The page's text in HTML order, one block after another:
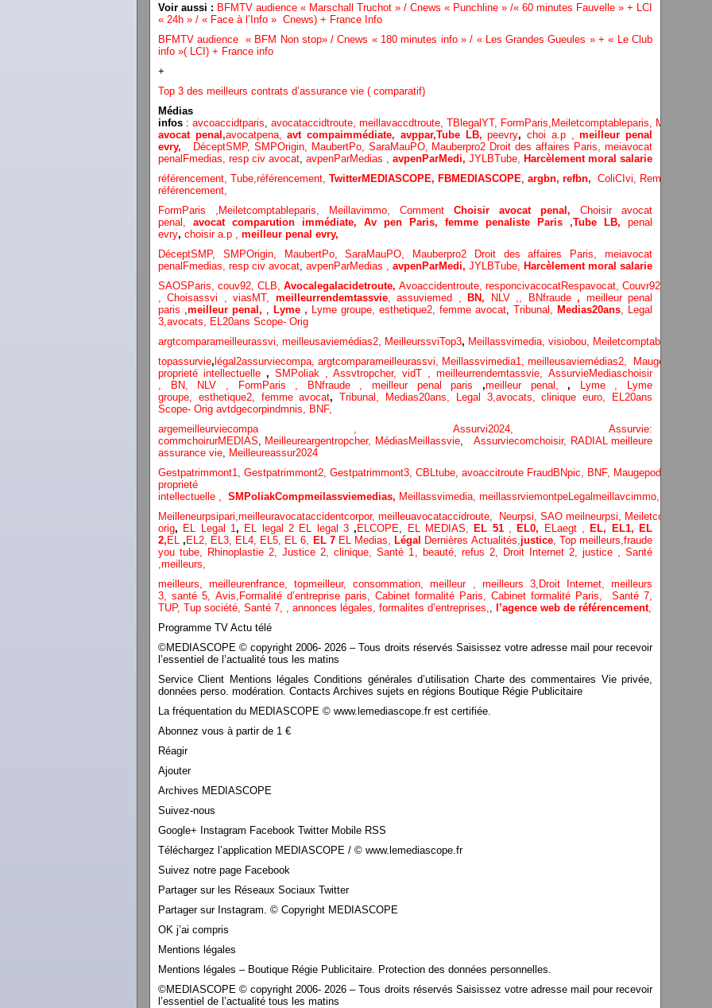
Voir aussi : BFMTV audience « Marschall Truchot » / Cnews « Punchline » /« 60 minutes Fauvelle » + LCI
« 24h » / « Face à l’Info » Cnews) + France Info
BFMTV audience « BFM Non stop» / Cnews « 180 minutes info » / « Les Grandes Gueules » + « Le Club
info »( LCI) + France info
+
Top 3 des meilleurs contrats d’assurance vie ( comparatif)
Médias
infos : avcoaccidtparis avocataccidtroute, meillavaccdtroute, TBlegalYT, FormParis, Meiletcomptableparis
avocat penal,avocatpena,avt compaimmédiate, avppar,Tube LB,peevry,choi a.p ,meilleur penal
evry,
DéceptSMP, SMPOrigin, MaubertPo, SaraMauPO, Mauberpro2 Droit des affaires Paris,meiavocat
penalFmedias, resp civ avocat avpenParMedias , avpenParMedi, JYLBTube,
Harcèlement moral salarie
référencement, Tube,référencement, TwitterMEDIASCOPE, FBMEDIASCOPE argbn, refbn, ColiCIvi, Remypics
référencement,
FormParis ,
Meiletcomptableparis Meillavimmo, Comment Choisir avocat penal, Choisir avocat
penal, avocat comparution immédiate, Av pen Paris, femme penaliste Paris ,Tube LB, penal
evry, choisir a.p , meilleur penal evry,
DéceptSMP, SMPOrigin, MaubertPo,SaraMauPO, Mauberpro2 Droit des affaires Paris,meiavocat
penalFmedias, resp civ avocat avpenParMedias , avpenParMedi, JYLBTube,
Harcèlement moral salarie
SAOSParis, couv92, CLB, Avocalegalacidetroute, Avoaccidentroute, responcivacocatRespavocat, Couvr92,
,Choisassvi ,viasMT, meilleurrendemtassvie,assuviemed , BN, NLV , BNfraude, meilleur penal
paris
meilleur penal, Lyme , Lyme groupe, esthetique2, femme avocat Tribunal, Medias20ans
Legal
3 avocats,
EL20ans Scope- Orig
argtcomparameilleurassvi, meilleusaviemédias2, MeilleurssviTop3, Meillassvimedia, visiobou Meiletcomptableparis
topassurvie, légal2assurviecompa, argtcomparameilleurassvi, Meillassvimedia1, meilleusaviemédias2, Maugepodecep,
proprieté intellectuelle , SMPoliak ,Assvtropcher,vidT ,meilleurrendemtassvie,AssurvieMediaschoisir
BN, NLV , FormParis , BNfraude , meilleur penal paris ,meilleur penal,, Lyme ,
Lyme
groupe, esthetique2, femme avocat,Tribunal, Medias20ans, Legal 3, avocats, cliniqueeuro,
EL20ans
Scope- Orig avtdgecorpindmnis,
BNF,
argemeilleurviecompa , Assurvi2024,Assurvie:
commchoirurMEDIAS
Meilleureargentropcher, Médias Meillassvie,Assurviecomchoisir, RADIAL meilleure
assurance vie
Meilleureassur2024
Gestpatrimmont1, Gestpatrimmont2, Gestpatrimmont3, CBLtube, avoaccitroute FraudBNpic, BNF, Maugepodecep,
proprieté
intellectuelle
SMPoliakCompmeilassviemedias, Meillassvimedia, meillassrviemontpe Legalmeillavcimmo,
Meilleneurpsipari, meilleuravocataccidentcorpor, meilleuavocataccidroute, Neurpsi, SAO meilneurpsi,
orig, EL Legal 1, EL legal 2 EL legal 3 , ELCOPE EL MEDIAS, EL 51, EL0, ELaegt , EL, EL1, EL
2, EL , EL2, EL3, EL4, EL5, EL 6, EL 7 EL Medias, Légal Dernières Actualités, justice, Top meilleurs ,fraude
you tube
Rhinoplastie 2 ,Justice 2 ,clinique ,Santé 1 , beauté, refus 2, Droit Internet 2, justice, Santé
meilleurs
meilleurs ,meilleurenfrance,topmeilleur,consommation , meilleur , meilleurs 3, Droit Internet,meilleurs
3,
santé 5, Avis Formalité d’entreprise paris, Cabinet formalité Paris, Cabinet formalité Paris,
Santé 7,
TUP, Tup société, Santé 7 annonces légales, formalites d’entreprises, l’agence web de référencement,
Programme TV Actu télé
©MEDIASCOPE © copyright 2006- 2026 – Tous droits réservés Saisissez votre adresse mail pour recevoir
l’essentiel de l’actualité tous les matins
Service Client Mentions légales Conditions générales d’utilisation Charte des commentaires Vie privée,
données perso. modération. Contacts Archives sujets en régions Boutique Régie Publicitaire
La fréquentation du MEDIASCOPE © www.lemediascope.fr est certifiée.
Abonnez vous à partir de 1 €
Réagir
Ajouter
Archives MEDIASCOPE
Suivez-nous
Google+ Instagram Facebook Twitter Mobile RSS
Téléchargez l’application MEDIASCOPE / © www.lemediascope.fr
Suivez notre page Facebook
Partager sur les Réseaux Sociaux Twitter
Partager sur Instagram. © Copyright MEDIASCOPE
OK j’ai compris
Mentions légales
Mentions légales – Boutique Régie Publicitaire. Protection des données personnelles.
©MEDIASCOPE © copyright 2006- 2026 – Tous droits réservés Saisissez votre adresse mail pour recevoir
l’essentiel de l’actualité tous les matins